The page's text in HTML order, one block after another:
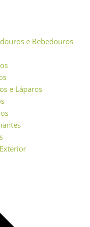
e Bebedouros
e Láparos